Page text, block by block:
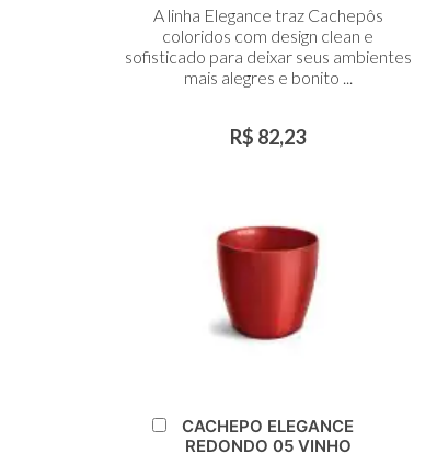
A linha Elegance traz Cachepôs
coloridos com design clean e
sofisticado para deixar seus ambientes
mais alegres e bonito ...
R$ 82,23
Adicionar
ao
CACHEPO ELEGANCE
REDONDO 05 VINHO